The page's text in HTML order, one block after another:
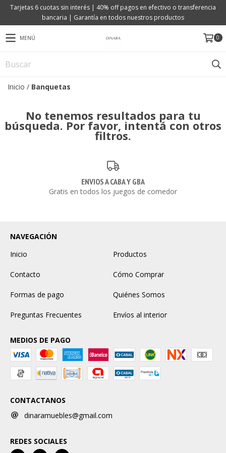
Tarjetas 6 cuotas sin interés | 40% off pagos en efectivo o transferencia
bancaria | Garantía en todos nuestros productos
MENÚ 0
Inicio / Banquetas
No tenemos resultados para tu
búsqueda. Por favor, intentá con otros
filtros.
ENVIOS A CABA Y GBA
Gratis en todos los juegos de comedor
NAVEGACIÓN
Inicio
Productos
Contacto Cómo Comprar
Formas de pago Quiénes Somos
Preguntas Frecuentes Envíos al interior
MEDIOS DE PAGO
CONTACTANOS
dinaramuebles@gmail.com
REDES SOCIALES